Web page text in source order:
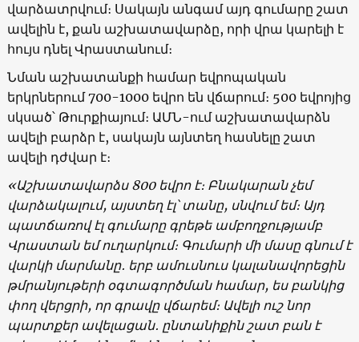
վարձատրվում։ Սակայն անգամ այդ գումարը շատ
ավելին է, քան աշխատավարձը, որի վրա կարելի է
հույս դնել Վրաստանում։
Նման աշխատանքի համար եվրոպական
երկրներում 700-1000 եվրո են վճարում։ 500 եվրոյից
սկսած՝ Թուրքիայում։ ԱՄՆ-ում աշխատավարձն
ավելի բարձր է, սակայն այնտեղ հասնելը շատ
ավելի դժվար է։
«Աշխատավարձս 800 եվրո է։ Բնակարան չեմ
վարձակալում, այստեղ էլ՝ տանը, սնվում եմ։ Այդ
պատճառով էլ գումարը գրեթե ամբողջությամբ
Վրաստան եմ ուղարկում։ Գումարի մի մասը գնում է
վարկի մարմանը․ երբ ամուսնուս կալանավորեցին
թմրանյութերի օգտագործման համար, ես բանկից
փող վերցրի, որ գրավը վճարեմ։ Ավելի ուշ նոր
պարտքեր ավելացան․ ընտանիքին շատ բան է